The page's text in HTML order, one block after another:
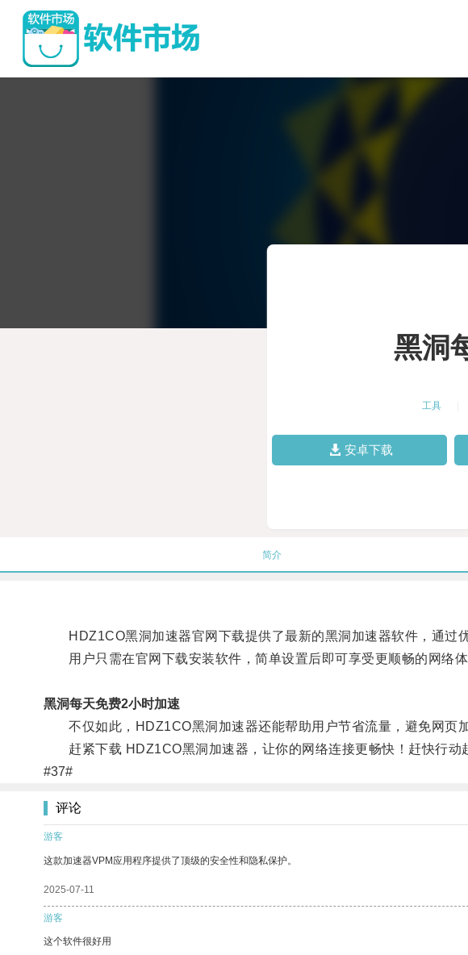
黑洞
工具
安卓下载
简介
HDZ1CO黑洞加速器官网下载提供了最新的黑洞加速器软件，通过
用户只需在官网下载安装软件，简单设置后即可享受更顺畅的网络体
黑洞每天免费2小时加速
不仅如此，HDZ1CO黑洞加速器还能帮助用户节省流量，避免网页加
赶紧下载 HDZ1CO黑洞加速器，让你的网络连接更畅快！赶快行动
#37#
评论
游客
这款加速器VPM应用程序提供了顶级的安全性和隐私保护。
2025-07-11
游客
这个软件很好用